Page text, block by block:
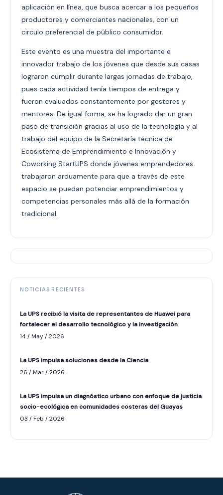
aplicación en línea, que busca acercar a los pequeños
productores y comerciantes nacionales, con un
circulo preferencial de público consumidor.
Este evento es una muestra del importante e
innovador trabajo de los jóvenes que desde sus casas
lograron cumplir durante largas jornadas de trabajo,
pues cada actividad tenía tiempos de entrega y
fueron evaluados constantemente por gestores y
mentores. De igual forma, se ha logrado dar un gran
paso de transición gracias al uso de la tecnología y al
trabajo del equipo de la Secretaría técnica de
Ecosistema de Emprendimiento e Innovación y
Coworking StartUPS donde jóvenes emprendedores
trabajaron arduamente para que a través de este
espacio se puedan potenciar emprendimientos y
competencias personales más allá de la formación
tradicional.
NOTICIAS RECIENTES
La UPS recibió la visita de representantes de Huawei para
fortalecer el desarrollo tecnológico y la investigación
14 / May / 2026
La UPS impulsa soluciones desde la Ciencia
26 / Mar / 2026
La UPS impulsa un diagnóstico urbano con enfoque de justicia
socio-ecológica en comunidades costeras del Guayas
03 / Feb / 2026
ASISTENTE UPS